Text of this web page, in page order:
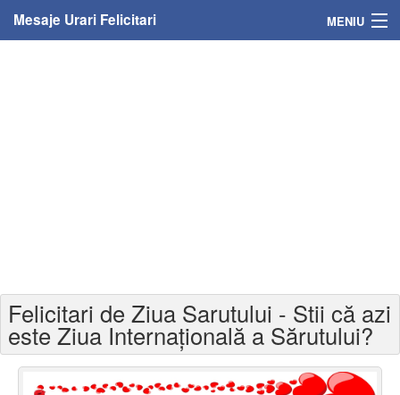
Mesaje Urari Felicitari MENIU
Felicitari varsta
Felicitari zilele anului
Felicitari de Ziua Sarutului - Stii că azi
este Ziua Internațională a Sărutului?